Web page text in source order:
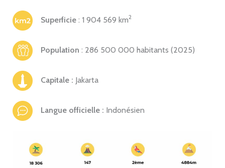
Superficie : 1 904 569 km2
Population : 286 500 000 habitants (2025)
Capitale : Jakarta
Langue officielle : Indonésien